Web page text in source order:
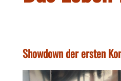
Showdown der ersten